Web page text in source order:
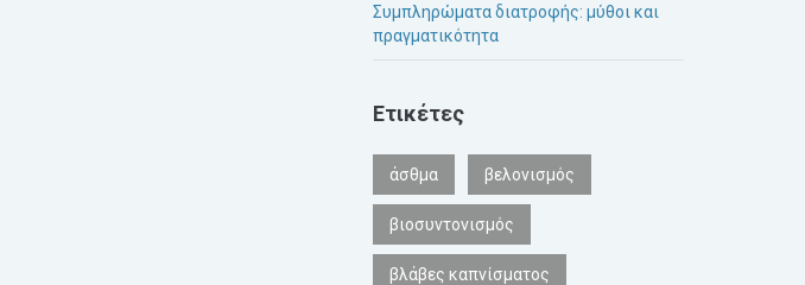
Συμπληρώματα διατροφής: μύθοι και
πραγματικότητα
Ετικέτες
άσθμα βελονισμός
βιοσυντονισμός
βλάβες καπνίσματος